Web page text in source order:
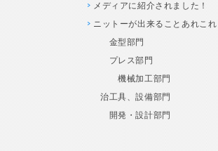
メディアに紹介されました！
ニットーが出来ることあれこれ
金型部門
プレス部門
機械加工部門
治工具、設備部門
開発・設計部門